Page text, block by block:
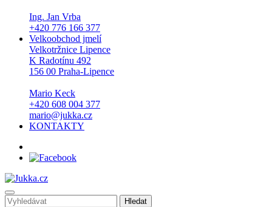
Ing. Jan Vrba
+420 776 166 377
Velkoobchod jmelí
Velkotržnice Lipence
K Radotínu 492
156 00 Praha-Lipence
Mario Keck
+420 608 004 377
mario@jukka.cz
KONTAKTY